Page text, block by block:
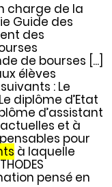
charge de la
Guide des
des
de bourses [...]
élèves
: Le
Le diplôme d’Etat
d’assistant
et à
pour
à laquelle
pensé en